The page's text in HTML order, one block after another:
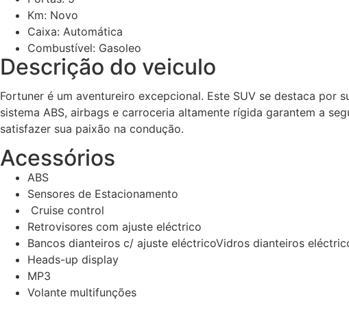
Km: Novo
Caixa: Automática
Combustível: Gasoleo
Descrição do veiculo
Fortuner é um aventureiro excepcional. Este SUV se destaca
sistema ABS, airbags e carroceria altamente rígida garantem a
satisfazer sua paixão na condução.
Acessórios
ABS
Sensores de Estacionamento
Cruise control
Retrovisores com ajuste eléctrico
Bancos dianteiros c/ ajuste eléctricoVidros dianteiros
Heads-up display
MP3
Volante multifunções